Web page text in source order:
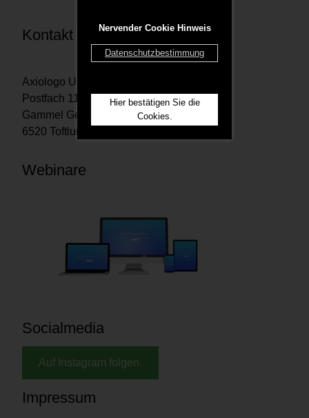
Nervender Cookie Hinweis
Datenschutzbestimmung
Hier bestätigen Sie die
Cookies.
Kontakt
Axiologo UG
Postfach 1167 29201 Celle
Gammel Geestrupvej 2
6520 Toftlund Denmark
Webinare
Socialmedia
Auf Instagram folgen.
Impressum